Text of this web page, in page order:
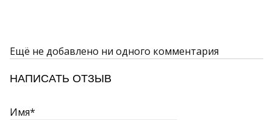
Ещё не добавлено ни одного комментария
НАПИСАТЬ ОТЗЫВ
Имя*